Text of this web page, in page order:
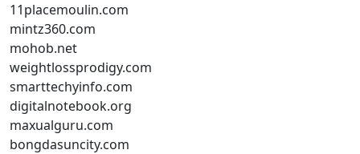
11placemoulin.com
mintz360.com
mohob.net
weightlossprodigy.com
smarttechyinfo.com
digitalnotebook.org
maxualguru.com
bongdasuncity.com